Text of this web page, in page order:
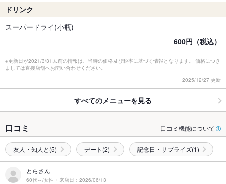
ドリンク
スーパードライ(小瓶)
600円（税込）
※更新日が2021/3/31以前の情報は、当時の価格及び税率に基づく情報となります。 価格につき
ましては直接店舗へお問い合わせください。
2025/12/27 更新
すべてのメニューを見る
口コミ 口コミ機能について
友人・知人と(5) デート(2) 記念日・サプライズ(1)
とらさん
60代～/女性・来店日：2026/06/13